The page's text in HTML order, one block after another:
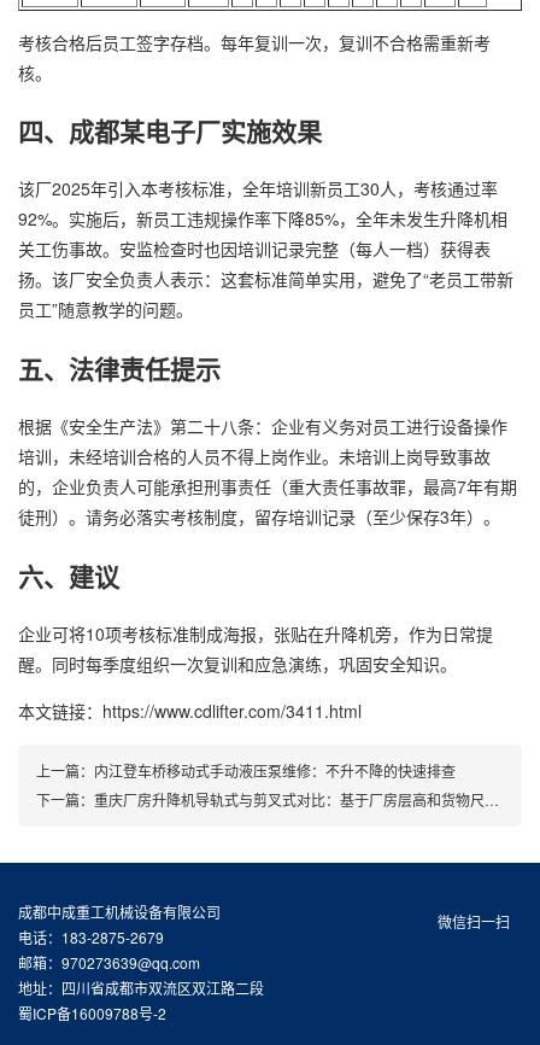
考核合格后员工签字存档。每年复训一次，复训不合格需重新考
核。
四、成都某电子厂实施效果
该厂2025年引入本考核标准，全年培训新员工30人，考核通过率
92%。实施后，新员工违规操作率下降85%，全年未发生升降机相
关工伤事故。安监检查时也因培训记录完整（每人一档）获得表
扬。该厂安全负责人表示：这套标准简单实用，避免了“老员工带新
员工”随意教学的问题。
五、法律责任提示
根据《安全生产法》第二十八条：企业有义务对员工进行设备操作
培训，未经培训合格的人员不得上岗作业。未培训上岗导致事故
的，企业负责人可能承担刑事责任（重大责任事故罪，最高7年有期
徒刑）。请务必落实考核制度，留存培训记录（至少保存3年）。
六、建议
企业可将10项考核标准制成海报，张贴在升降机旁，作为日常提
醒。同时每季度组织一次复训和应急演练，巩固安全知识。
本文链接：https://www.cdlifter.com/3411.html
上一篇： 内江登车桥移动式手动液压泵维修：不升不降的快速排查
下一篇： 重庆厂房升降机导轨式与剪叉式对比：基于厂房层高和货物尺寸的选型公式
微信扫一扫
成都中成重工机械设备有限公司
电话：183-2875-2679
邮箱：970273639@qq.com
地址：四川省成都市双流区双江路二段
蜀ICP备16009788号-2